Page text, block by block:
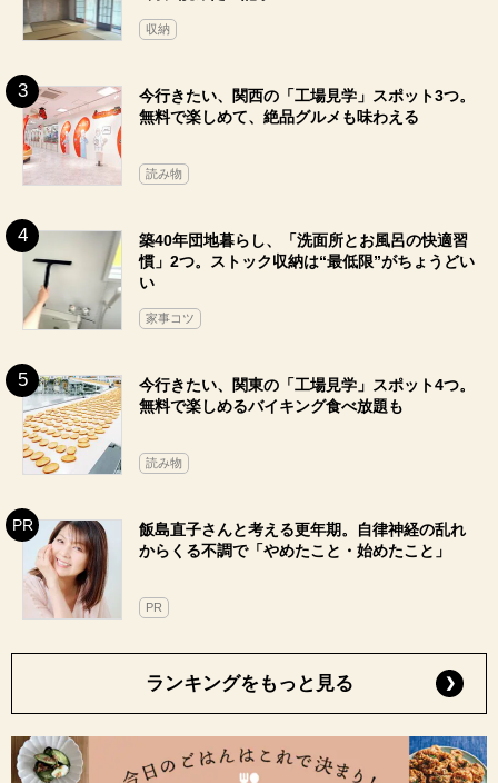
収納
今行きたい、関西の「工場見学」スポット3つ。
無料で楽しめて、絶品グルメも味わえる
読み物
築40年団地暮らし、「洗面所とお風呂の快適習
慣」2つ。ストック収納は“最低限”がちょうどい
い
家事コツ
今行きたい、関東の「工場見学」スポット4つ。
無料で楽しめるバイキング食べ放題も
読み物
飯島直子さんと考える更年期。自律神経の乱れ
からくる不調で「やめたこと・始めたこと」
PR
ランキングをもっと見る